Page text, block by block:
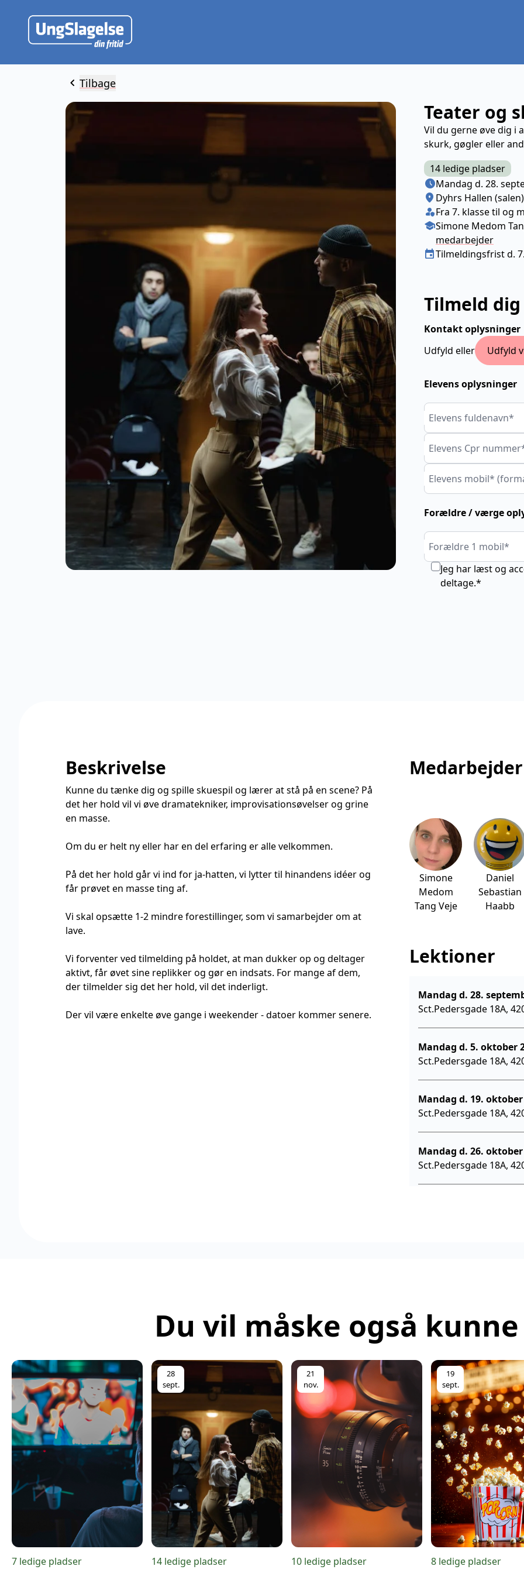
chevron_left Tilbage
Teater og
Vil du gerne øve dig i
skurk, gøgler eller
14 ledige pladser
Næste lektion
scheduleMandag d. 28.
Sted/Adresse
location_on Dyhrs Hallen (salen)
Klasse/
person_shieldFra 7. klasse til og
Medarbejder
schoolSimone Medom
medarbejder
Tilmeldingsfrist
eventTilmeldingsfrist d.
Tilmeld dig
Kontakt oplysninger
Udfyld eller
Udfyld
Elevens oplysninger
Elevens fuldenavn*
Elevens Cpr
Elevens mobil*
Forældre / værge
Forældre 1 mobil*
Jeg har læst og
deltage.*
Beskrivelse
Kunne du tænke dig og spille skuespil og lærer at stå på en scene? På
det her hold vil vi øve dramatekniker, improvisationsøvelser og grine
en masse.
Om du er helt ny eller har en del erfaring er alle velkommen.
På det her hold går vi ind for ja-hatten, vi lytter til hinandens idéer og
får prøvet en masse ting af.
Vi skal opsætte 1-2 mindre forestillinger, som vi samarbejder om at
lave.
Vi forventer ved tilmelding på holdet, at man dukker op og deltager
aktivt, får øvet sine replikker og gør en indsats. For mange af dem,
der tilmelder sig det her hold, vil det inderligt.
Der vil være enkelte øve gange i weekender - datoer kommer senere.
Medarbejder
Simone
Medom
Tang Veje
Daniel
Sebastian
Haabb
Lektioner
Sct.Pedersgade 18A,
Sct.Pedersgade 18A,
Sct.Pedersgade 18A,
Sct.Pedersgade 18A,
Sct.Pedersgade 18A,
Sct.Pedersgade 18A,
Sct.Pedersgade 18A,
Sct.Pedersgade 18A,
Sct.Pedersgade 18A,
Mandag d. 4. januar
Du vil måske også
7 ledige pladser
28
sept.
14 ledige pladser
21
nov.
10 ledige pladser
19
sept.
8 ledige pladser